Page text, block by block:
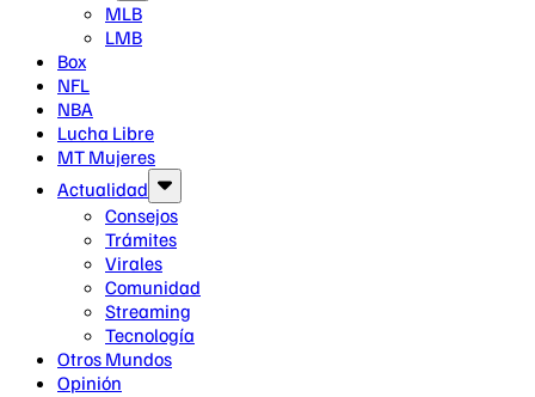
MLB
LMB
Box
NFL
NBA
Lucha Libre
MT Mujeres
Actualidad
Consejos
Trámites
Virales
Comunidad
Streaming
Tecnología
Otros Mundos
Opinión